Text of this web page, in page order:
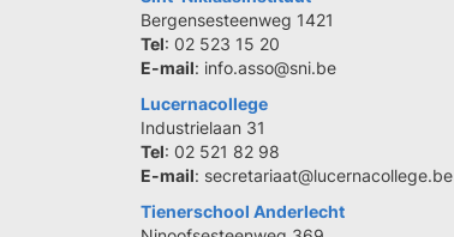
Bergensesteenweg 1421
Tel: 02 523 15 20
E-mail: info.asso@sni.be
Lucernacollege
Industrielaan 31
Tel: 02 521 82 98
E-mail: secretariaat@lucernacollege.be
Tienerschool Anderlecht